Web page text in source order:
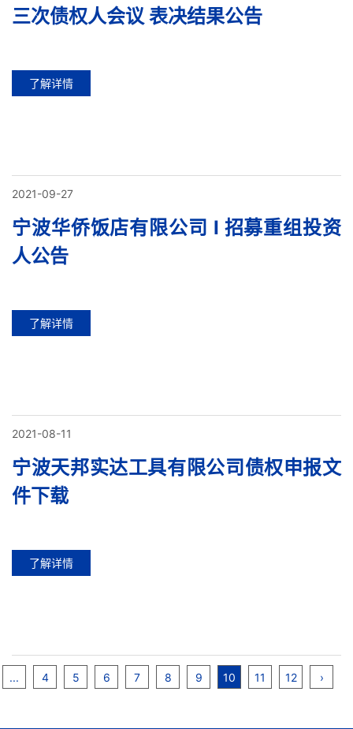
三次债权人会议 表决结果公告
了解详情
2021-09-27
宁波华侨饭店有限公司 I 招募重组投资
人公告
了解详情
2021-08-11
宁波天邦实达工具有限公司债权申报文
件下载
了解详情
... 4 5 6 7 8 9 10 11 12 ›